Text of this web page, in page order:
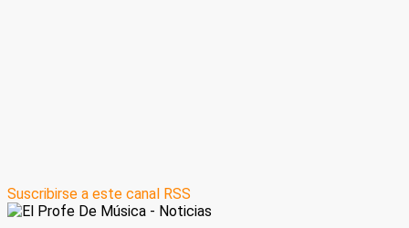
Suscribirse a este canal RSS